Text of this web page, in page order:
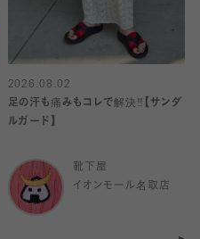
2026.08.02
足の汗も痛みもコレで解決‼️【サンダ
ルガード】
靴下屋
イオンモール名取店